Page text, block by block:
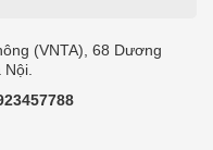
(VNTA), 68 Dương